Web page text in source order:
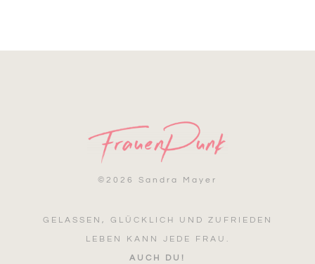
© 2026 Sandra Mayer
GELASSEN, GLÜCKLICH UND ZUFRIEDEN
LEBEN KANN JEDE FRAU.
AUCH DU!